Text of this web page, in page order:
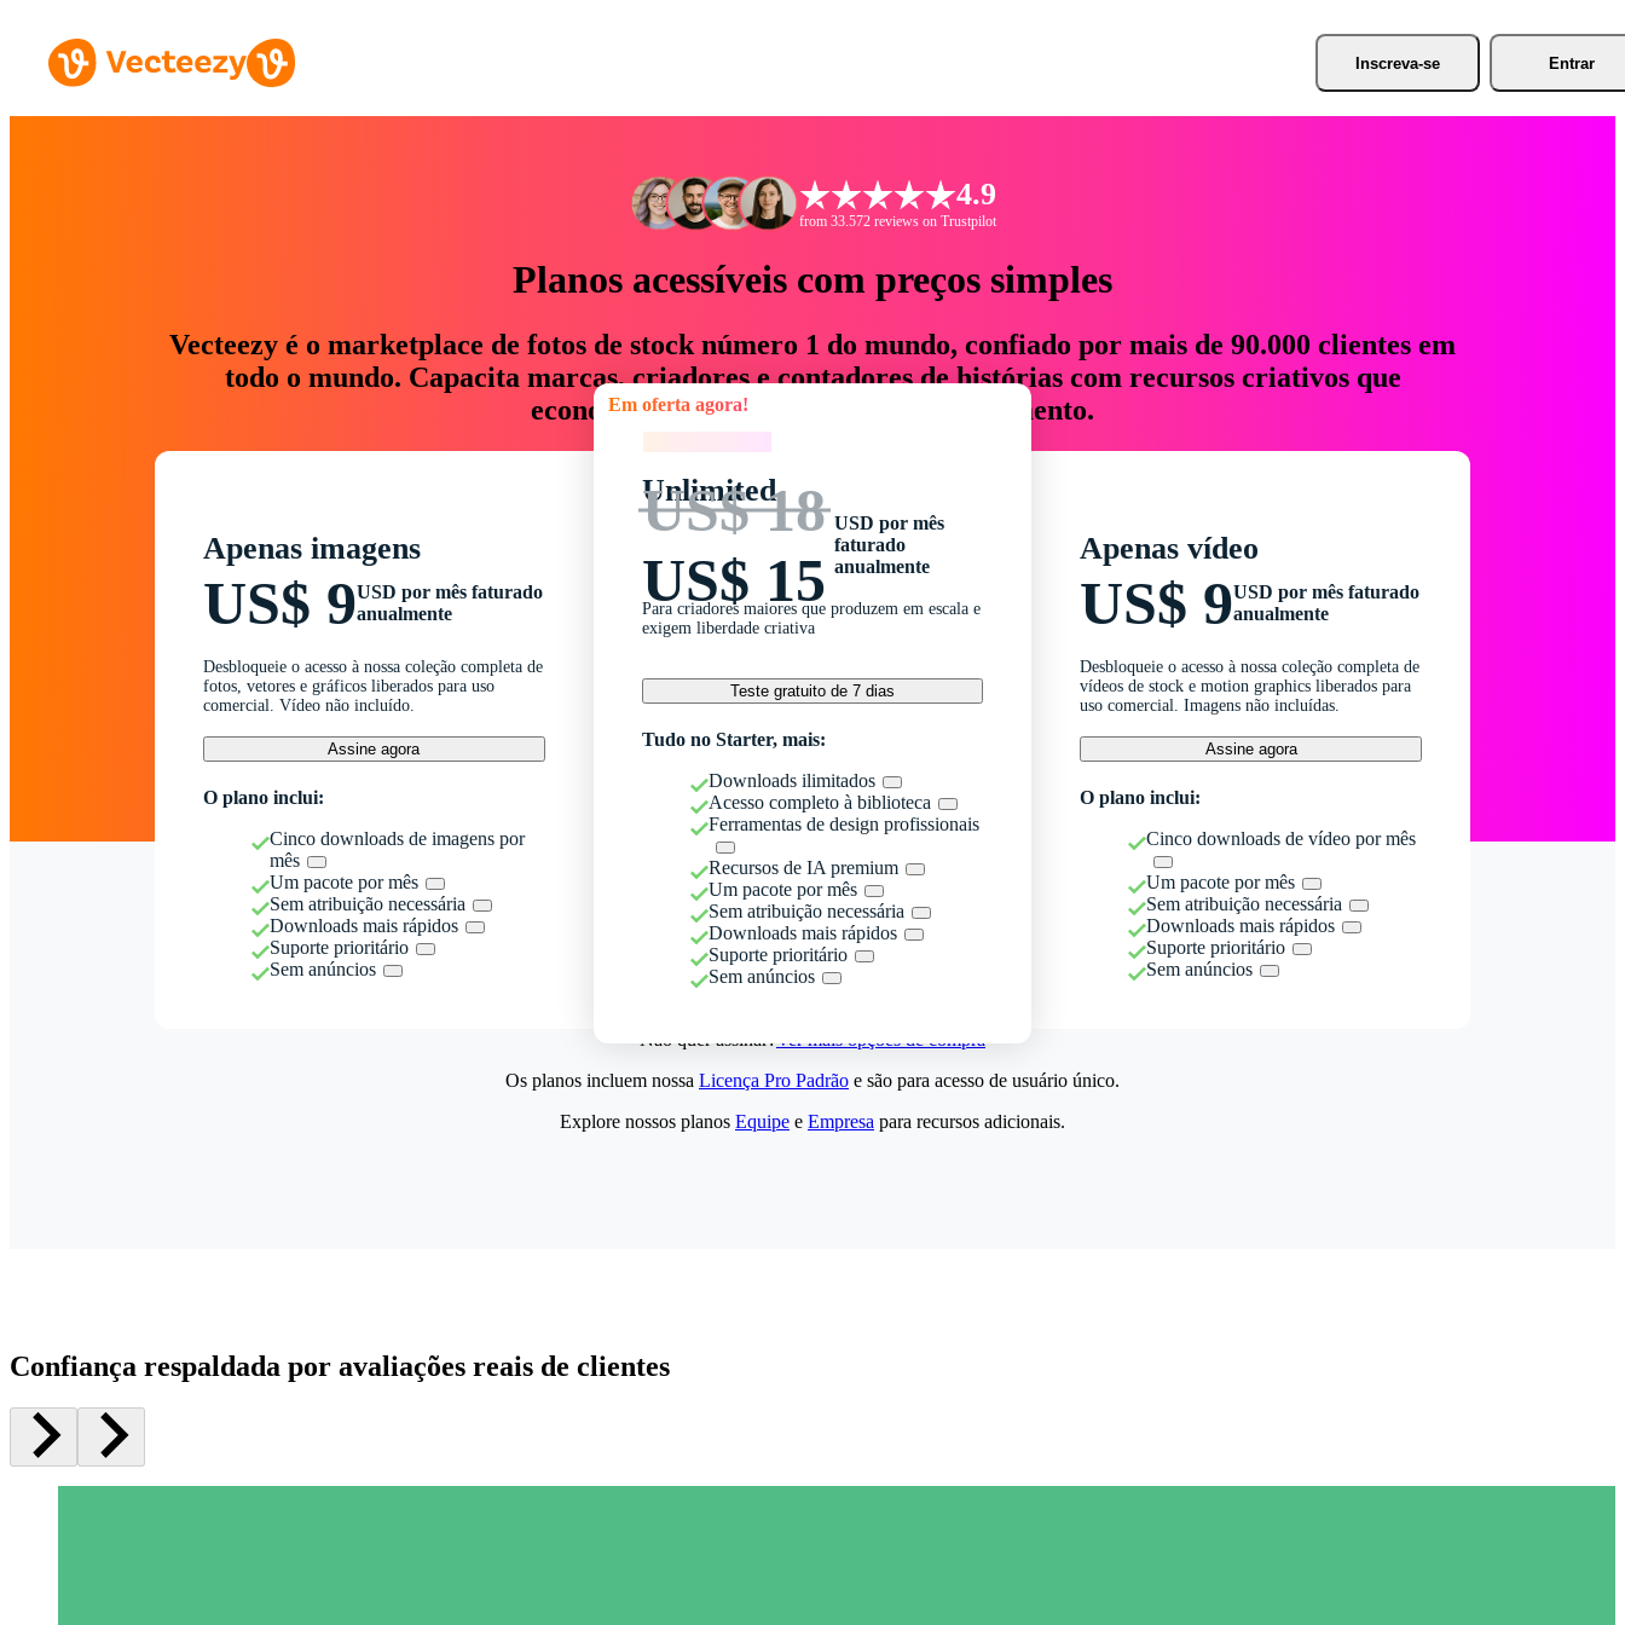
Inscreva-se Entrar
4.9
from 33.572 reviews on Trustpilot
Planos acessíveis com preços simples
Vecteezy é o marketplace de fotos de stock número 1 do mundo, confiado por mais de 90.000 clientes em
todo o mundo. Capacita marcas, criadores e contadores de histórias com recursos criativos que
economizam até 76% em tempo e orçamento.
Apenas imagens
US$ 9USD por mês faturado
anualmente
Desbloqueie o acesso à nossa coleção completa de
fotos, vetores e gráficos liberados para uso
comercial. Vídeo não incluído.
Assine agora
O plano inclui:
Cinco downloads de imagens por
mês
Um pacote por mês
Sem atribuição necessária
Downloads mais rápidos
Suporte prioritário
Sem anúncios
Em oferta agora!
Unlimited
US$ 18
US$ 15
USD por mês
faturado
anualmente
Para criadores maiores que produzem em escala e
exigem liberdade criativa
Teste gratuito de 7 dias
Tudo no Starter, mais:
Downloads ilimitados
Acesso completo à biblioteca
Ferramentas de design profissionais
Recursos de IA premium
Um pacote por mês
Sem atribuição necessária
Downloads mais rápidos
Suporte prioritário
Sem anúncios
Apenas vídeo
US$ 9USD por mês faturado
anualmente
Desbloqueie o acesso à nossa coleção completa de
vídeos de stock e motion graphics liberados para
uso comercial. Imagens não incluídas.
Assine agora
O plano inclui:
Cinco downloads de vídeo por mês
Um pacote por mês
Sem atribuição necessária
Downloads mais rápidos
Suporte prioritário
Sem anúncios
Não quer assinar?Ver mais opções de compra
Os planos incluem nossa Licença Pro Padrão e são para acesso de usuário único.
Explore nossos planos Equipe e Empresa para recursos adicionais.
Confiança respaldada por avaliações reais de clientes